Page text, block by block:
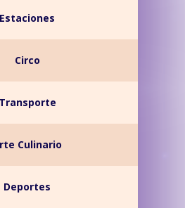
Estaciones
Circo
Transporte
Culinario
Deportes